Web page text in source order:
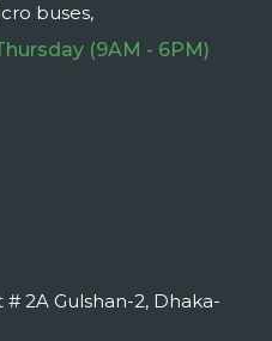
buses,
(9AM - 6PM)
# 2A Gulshan-2, Dhaka-